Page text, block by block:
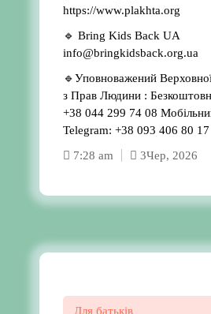
https://www.plakhta.org
🔹 Bring Kids Back UA
info@bringkidsback.org.ua
🔹Уповноважений
з Прав Людини :
+38 044 299 74 08
Telegram: +38 093 406 80 17
7:28 am
3Чер, 2026
Для батьків